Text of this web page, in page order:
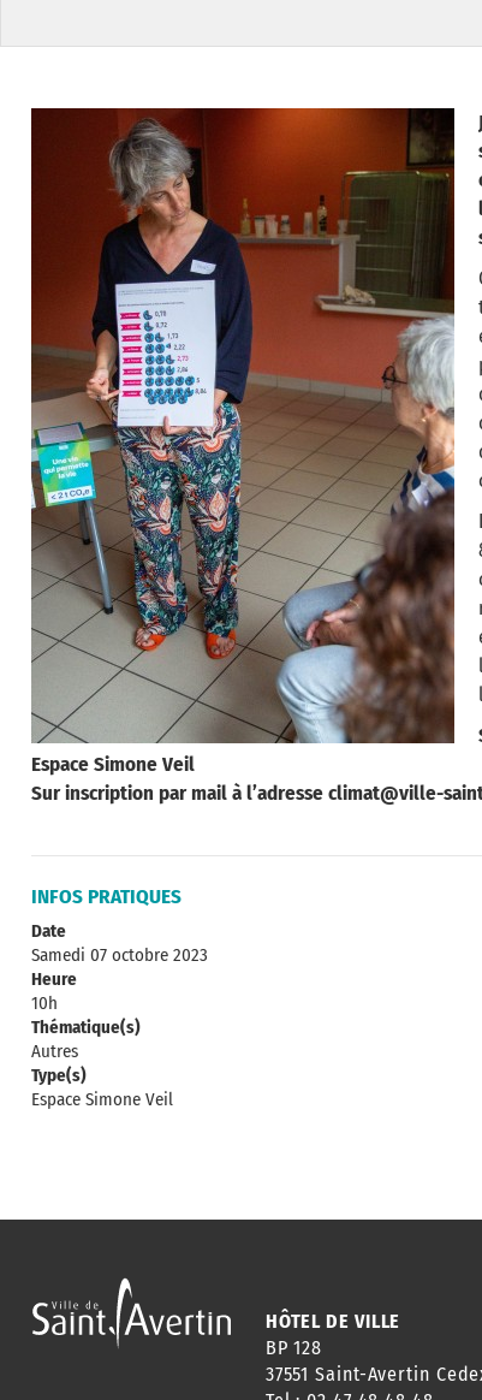
Espace Simone Veil
Sur inscription par mail à l’adresse climat@ville-
INFOS PRATIQUES
Date
Samedi 07 octobre 2023
Heure
10h
Thématique(s)
Autres
Type(s)
Espace Simone Veil
HÔTEL DE VILLE
BP 128
37551 Saint-Avertin